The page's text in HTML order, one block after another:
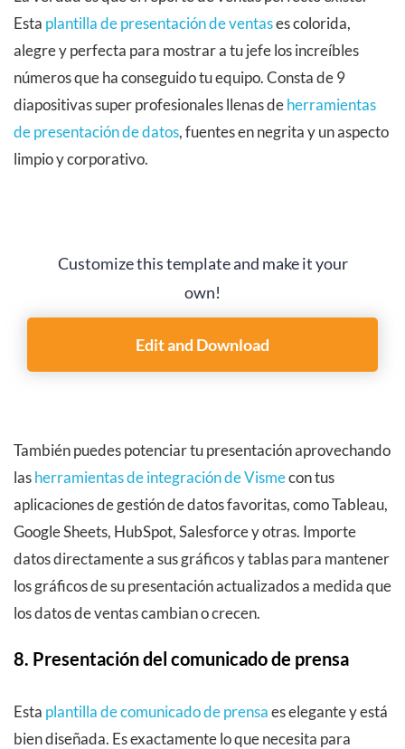
Esta plantilla de presentación de ventases colorida,
alegre y perfecta para mostrar a tu jefe los increíbles
números que ha conseguido tu equipo. Consta de 9
diapositivas super profesionales llenas deherramientas
de presentación de datos, fuentes en negrita y un aspecto
limpio y corporativo.
Customize this template and make it your
own!
Edit and Download
También puedes potenciar tu presentación aprovechando
lasherramientas de integración de Vismecon tus
aplicaciones de gestión de datos favoritas, como Tableau,
Google Sheets, HubSpot, Salesforce y otras. Importe
datos directamente a sus gráficos y tablas para mantener
los gráficos de su presentación actualizados a medida que
los datos de ventas cambian o crecen.
8. Presentación del comunicado de prensa
Esta plantilla de comunicado de prensaes elegante y está
bien diseñada. Es exactamente lo que necesita para